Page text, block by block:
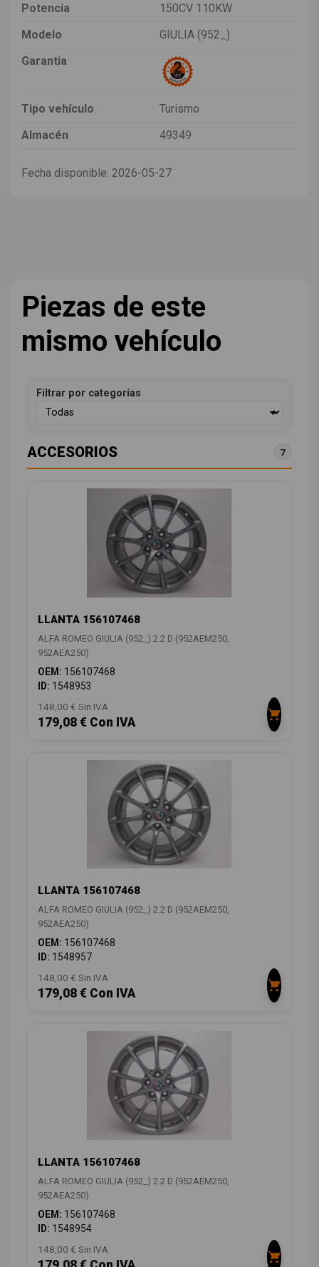
Potencia
150CV 110KW
Modelo
GIULIA (952_)
Garantia
Tipo vehículo
Turismo
Almacén
49349
Fecha disponible: 2026-05-27
Piezas de este
mismo vehículo
Filtrar por categorías
ACCESORIOS 7
LLANTA 156107468
ALFA ROMEO GIULIA (952_) 2.2 D (952AEM250,
952AEA250)
OEM: 156107468
ID: 1548953
148,00 € Sin IVA
179,08 € Con IVA
LLANTA 156107468
ALFA ROMEO GIULIA (952_) 2.2 D (952AEM250,
952AEA250)
OEM: 156107468
ID: 1548957
148,00 € Sin IVA
179,08 € Con IVA
LLANTA 156107468
ALFA ROMEO GIULIA (952_) 2.2 D (952AEM250,
952AEA250)
OEM: 156107468
ID: 1548954
148,00 € Sin IVA